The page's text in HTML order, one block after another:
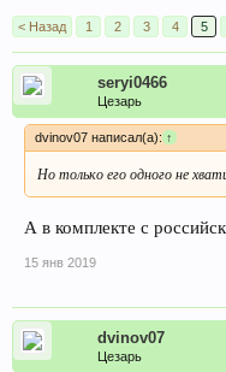
< Назад 1 2 3 4 5
seryi0466
Цезарь
dvinov07 написал(а):↑
Но только его одного не
А в комплекте с
15 янв 2019
dvinov07
Цезарь